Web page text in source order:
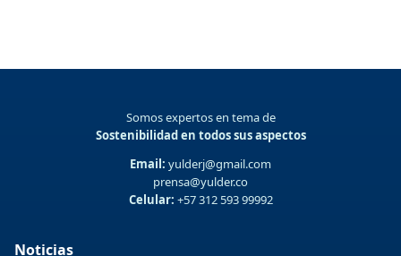
Somos expertos en tema de
Sostenibilidad en todos sus aspectos
Email: yulderj@gmail.com
prensa@yulder.co
Celular: +57 312 593 99992
Noticias